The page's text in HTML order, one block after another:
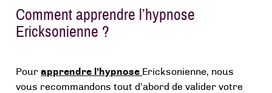
Comment apprendre l’hypnose
Ericksonienne ?
Pourapprendre l’hypnose Ericksonienne, nous
vous recommandons tout d’abord de valider votre